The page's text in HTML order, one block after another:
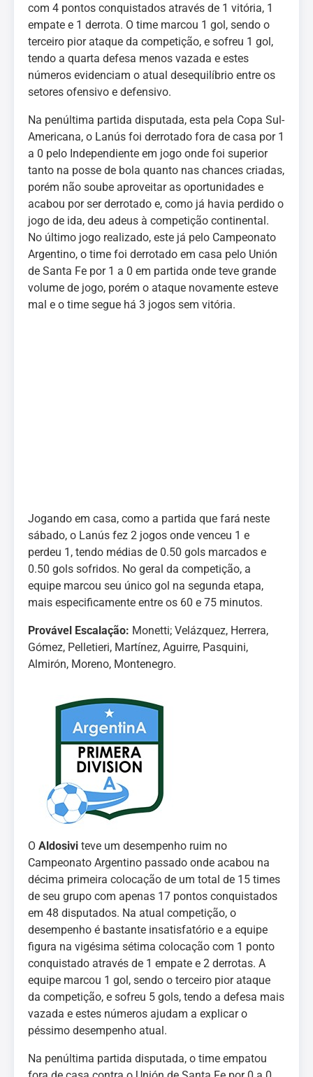
com 4 pontos conquistados através de 1 vitória, 1
empate e 1 derrota. O time marcou 1 gol, sendo o
terceiro pior ataque da competição, e sofreu 1 gol,
tendo a quarta defesa menos vazada e estes
números evidenciam o atual desequilíbrio entre os
setores ofensivo e defensivo.
Na penúltima partida disputada, esta pela Copa Sul-
Americana, o Lanús foi derrotado fora de casa por 1
a 0 pelo Independiente em jogo onde foi superior
tanto na posse de bola quanto nas chances criadas,
porém não soube aproveitar as oportunidades e
acabou por ser derrotado e, como já havia perdido o
jogo de ida, deu adeus à competição continental.
No último jogo realizado, este já pelo Campeonato
Argentino, o time foi derrotado em casa pelo Unión
de Santa Fe por 1 a 0 em partida onde teve grande
volume de jogo, porém o ataque novamente esteve
mal e o time segue há 3 jogos sem vitória.
Jogando em casa, como a partida que fará neste
sábado, o Lanús fez 2 jogos onde venceu 1 e
perdeu 1, tendo médias de 0.50 gols marcados e
0.50 gols sofridos. No geral da competição, a
equipe marcou seu único gol na segunda etapa,
mais especificamente entre os 60 e 75 minutos.
Provável Escalação: Monetti; Velázquez, Herrera,
Gómez, Pelletieri, Martínez, Aguirre, Pasquini,
Almirón, Moreno, Montenegro.
O Aldosivi teve um desempenho ruim no
Campeonato Argentino passado onde acabou na
décima primeira colocação de um total de 15 times
de seu grupo com apenas 17 pontos conquistados
em 48 disputados. Na atual competição, o
desempenho é bastante insatisfatório e a equipe
figura na vigésima sétima colocação com 1 ponto
conquistado através de 1 empate e 2 derrotas. A
equipe marcou 1 gol, sendo o terceiro pior ataque
da competição, e sofreu 5 gols, tendo a defesa mais
vazada e estes números ajudam a explicar o
péssimo desempenho atual.
Na penúltima partida disputada, o time empatou